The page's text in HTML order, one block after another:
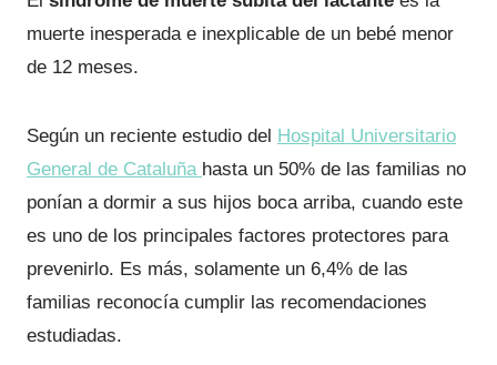
muerte inesperada e inexplicable de un bebé menor
de 12 meses.
Según un reciente estudio del Hospital Universitario
General de Cataluña hasta un 50% de las familias no
ponían a dormir a sus hijos boca arriba, cuando este
es uno de los principales factores protectores para
prevenirlo. Es más, solamente un 6,4% de las
familias reconocía cumplir las recomendaciones
estudiadas.